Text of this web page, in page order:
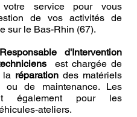
service pour vous
de vos activités de
sur le Bas-Rhin (67).
Responsable d'Intervention
est chargée de
la réparation des matériels
de maintenance. Les
également pour les
ateliers.